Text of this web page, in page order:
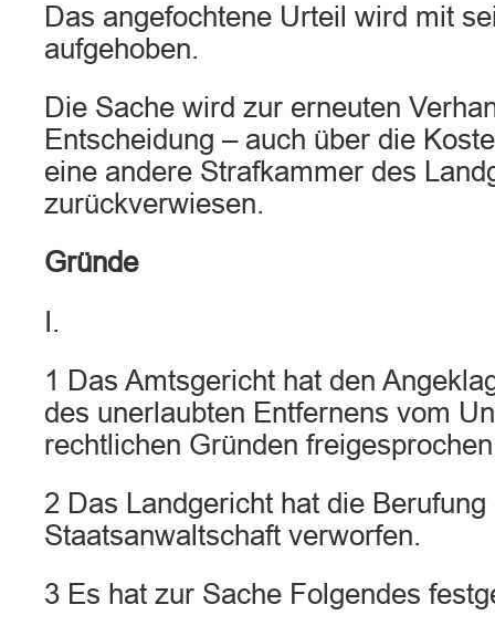
Das angefochtene Urteil wird mit
aufgehoben.
Die Sache wird zur erneuten
Entscheidung – auch über die
eine andere Strafkammer des
zurückverwiesen.
Gründe
I.
1 Das Amtsgericht hat den
des unerlaubten Entfernens vom
rechtlichen Gründen
2 Das Landgericht hat die Berufung
Staatsanwaltschaft verworfen.
3 Es hat zur Sache Folgendes